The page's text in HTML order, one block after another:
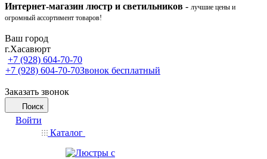
Интернет-магазин люстр и светильников - лучшие цены и
огромный ассортимент товаров!
Ваш город
г.Хасавюрт
+7 (928) 604-70-70
+7 (928) 604-70-70Звонок бесплатный
Заказать звонок
Поиск
Войти
Каталог